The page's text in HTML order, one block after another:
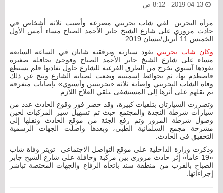
مرآة البحرين: لقي شاب بحريني مصرعه وأصيب ثلاثة أشخاص في
حادث مروري على شارع الشيخ جابر الأحمد الصباح مساء أمس الأول
الخميس 11 أبريل/نيسان 2019.
وكان شاب بحريني يقود سيارته وبرفقته شابان في الساعة السابعة
مساء على شارع الشيخ جابر الأحمد الصباح وفوجئ بحافلة صغيرة
يقودها آسيوي تخرج من الطرق الفرعية للشارع حاول تفاديها فلم يستطع
فاصطدم بها، ثم بحوائط إسمنتية وضعت لصيانة الشارع ونتج عن ذلك
وفاة الشاب البحريني وإصابة ثلاثة «بحرينيين وآسيوي» بإصابات متفرقة
تم نقلهم على أثرها إلى المستشفى لتلقي العلاج اللازم.
وتضررت السيارتان بتلفيات كبيرة، وقد حضر فور وقوع الحادث عدد من
سيارات شرطة النجدة والمجتمع حيث تم تسهيل سير المركبات لحين
وصول شرطة المرور وتم رفع الجثة من موقع الحادث ونقلها إلى
مشرحة مجمع السلمانية الطبي، وبعدها واصلت الجهات الرسمية
التحقيق في الحادث.
وذكرت وزارة الداخلية على موقع التواصل الاجتماعي تويتر ‏وفاة شاب
«19 عاما» إثر حادث مروري بين مركبة وحافلة على شارع الشيخ جابر
الصباح بالقرب من منطقة سند باتجاه الرفاع والجهات المختصة تباشر
إجراءاتها.